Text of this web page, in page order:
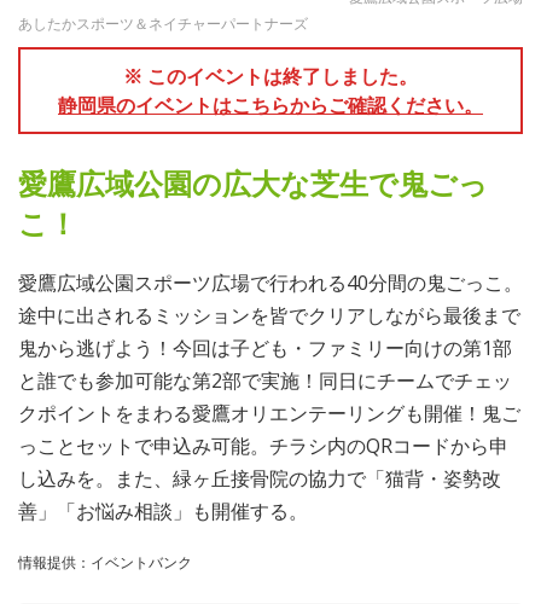
あしたかスポーツ＆ネイチャーパートナーズ
※ このイベントは終了しました。
静岡県のイベントはこちらからご確認ください。
愛鷹広域公園の広大な芝生で鬼ごっ
こ！
愛鷹広域公園スポーツ広場で行われる40分間の鬼ごっこ。
途中に出されるミッションを皆でクリアしながら最後まで
鬼から逃げよう！今回は子ども・ファミリー向けの第1部
と誰でも参加可能な第2部で実施！同日にチームでチェッ
クポイントをまわる愛鷹オリエンテーリングも開催！鬼ご
っことセットで申込み可能。チラシ内のQRコードから申
し込みを。また、緑ヶ丘接骨院の協力で「猫背・姿勢改
善」「お悩み相談」も開催する。
情報提供：イベントバンク